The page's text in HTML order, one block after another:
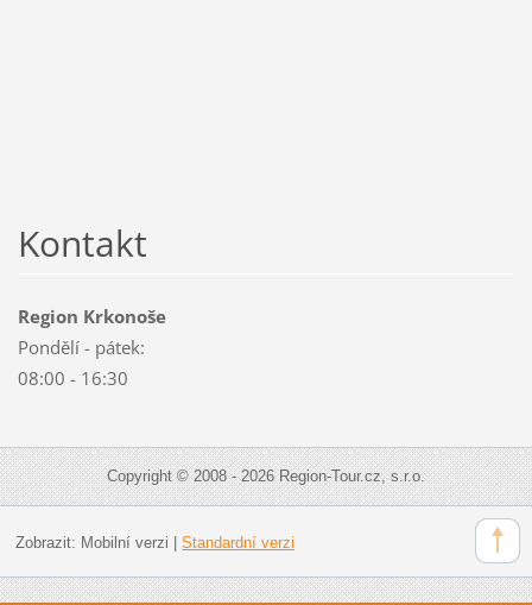
Kontakt
Region Krkonoše
Pondělí - pátek:
08:00 - 16:30
Copyright © 2008 - 2026 Region-Tour.cz, s.r.o.
Zobrazit: Mobilní verzi Standardní verzi